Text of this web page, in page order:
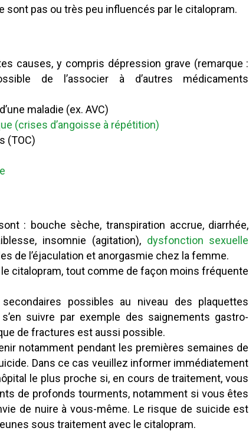
pas ou très peu influencés par le citalopram.
causes, y compris dépression grave (remarque :
de l’associer à d’autres médicaments
maladie (ex. AVC)
(crises d’angoisse à répétition)
(TOC)
: bouche sèche, transpiration accrue, diarrhée,
insomnie (agitation), dysfonction sexuelle
de l’éjaculation et anorgasmie chez la femme.
citalopram, tout comme de façon moins fréquente
possibles au niveau des plaquettes
suivre par exemple des saignements gastro-
de fractures est aussi possible.
notamment pendant les premières semaines de
Dans ce cas veuillez informer immédiatement
le plus proche si, en cours de traitement, vous
de profonds tourments, notamment si vous êtes
de nuire à vous-même. Le risque de suicide est
sous traitement avec le citalopram.